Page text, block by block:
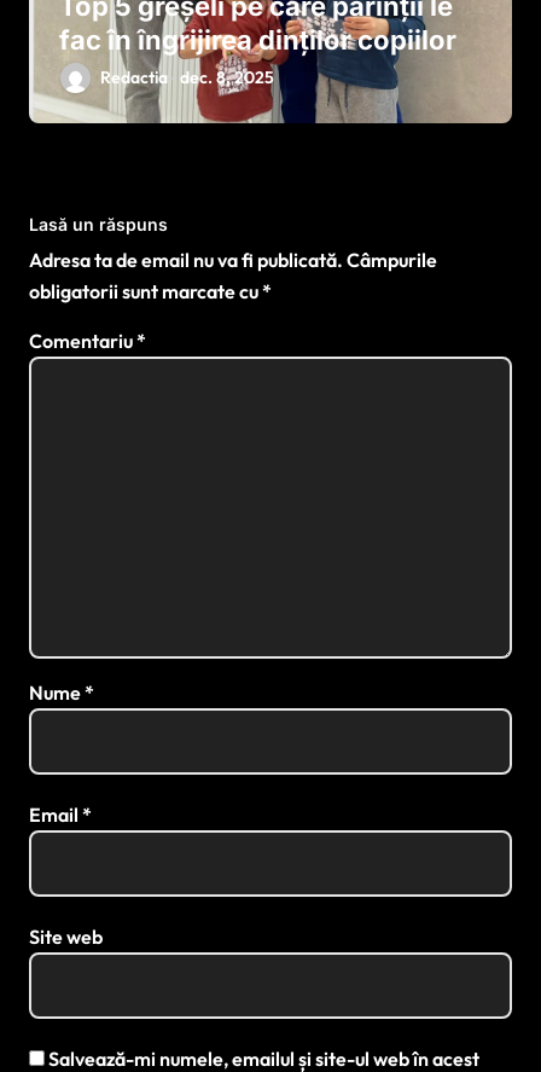
Top 5 greșeli pe care părinții le
fac în îngrijirea dinților copiilor
Redactia dec. 8, 2025
Lasă un răspuns
Adresa ta de email nu va fi publicată. Câmpurile
obligatorii sunt marcate cu*
Comentariu*
Nume*
Email *
Site web
Salvează-mi numele, emailul și site-ul web în acest